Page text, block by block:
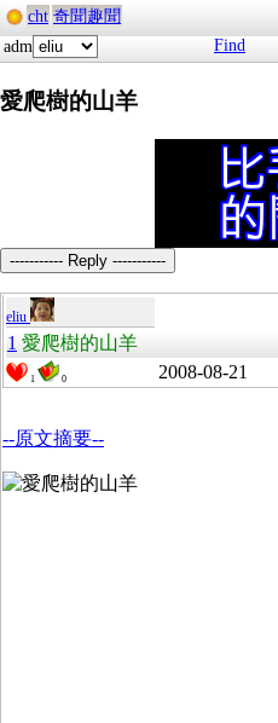
cht 奇聞趣聞
adm
Find
愛爬樹的山羊
----------- Reply -----------
eliu
1 愛爬樹的山羊
1 0 2008-08-21
--原文摘要--